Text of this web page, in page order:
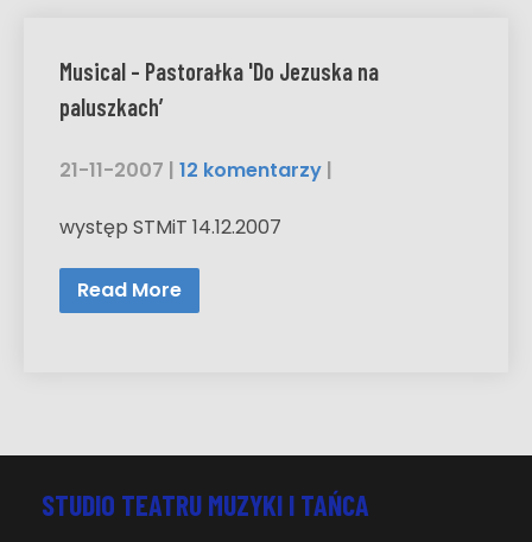
Musical – Pastorałka 'Do Jezuska na
paluszkach’
21-11-2007 | 12 komentarzy |
występ STMiT 14.12.2007
Read More
STUDIO TEATRU MUZYKI I TAŃCA